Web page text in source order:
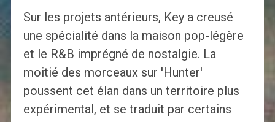
Sur les projets antérieurs, Key a creusé
une spécialité dans la maison pop-légère
et le R&B imprégné de nostalgie. La
moitié des morceaux sur 'Hunter'
poussent cet élan dans un territoire plus
expérimental, et se traduit par certains